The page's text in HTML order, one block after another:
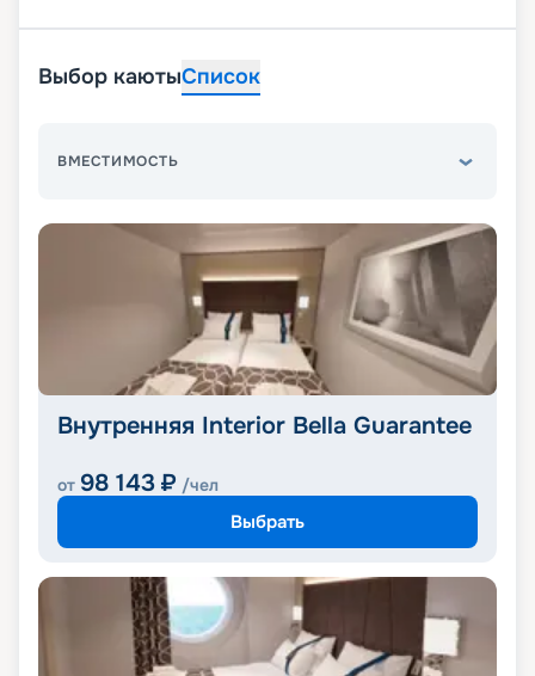
Выбор каютыСписок
ВМЕСТИМОСТЬ
Внутренняя Interior Bella Guarantee
от 98 143 ₽ /чел
Выбрать